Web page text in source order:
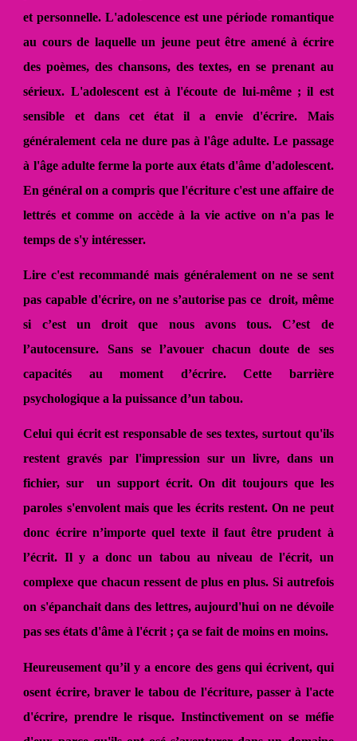
et personnelle. L'adolescence est une période romantique
au cours de laquelle un jeune peut être amené à écrire
des poèmes, des chansons, des textes, en se prenant au
sérieux. L'adolescent est à l'écoute de lui-même ; il est
sensible et dans cet état il a envie d'écrire. Mais
généralement cela ne dure pas à l'âge adulte. Le passage
à l'âge adulte ferme la porte aux états d'âme d'adolescent.
En général on a compris que l'écriture c'est une affaire de
lettrés et comme on accède à la vie active on n'a pas le
temps de s'y intéresser.
Lire c'est recommandé mais généralement on ne se sent
pas capable d'écrire, on ne s’autorise pas ce droit, même
si c’est un droit que nous avons tous. C’est de
l’autocensure. Sans se l’avouer chacun doute de ses
capacités au moment d’écrire. Cette barrière
psychologique a la puissance d’un tabou.
Celui qui écrit est responsable de ses textes, surtout qu'ils
restent gravés par l'impression sur un livre, dans un
fichier, sur un support écrit. On dit toujours que les
paroles s'envolent mais que les écrits restent. On ne peut
donc écrire n’importe quel texte il faut être prudent à
l’écrit. Il y a donc un tabou au niveau de l'écrit, un
complexe que chacun ressent de plus en plus. Si autrefois
on s'épanchait dans des lettres, aujourd'hui on ne dévoile
pas ses états d'âme à l'écrit ; ça se fait de moins en moins.
Heureusement qu’il y a encore des gens qui écrivent, qui
osent écrire, braver le tabou de l'écriture, passer à l'acte
d'écrire, prendre le risque. Instinctivement on se méfie